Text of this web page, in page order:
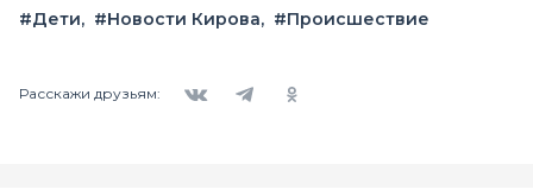
#Дети #Новости Кирова #Происшествие
Расскажи друзьям: